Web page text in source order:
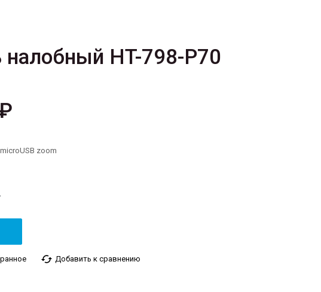
HT-798-P70
zoom
cached Добавить к сравнению